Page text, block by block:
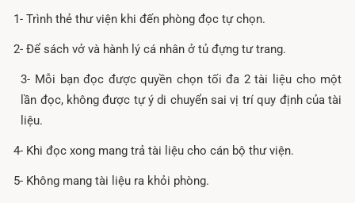
1- Trình thẻ thư viện khi đến phòng đọc tự chọn.
2- Để sách vở và hành lý cá nhân ở tủ đựng tư trang.
3- Mỗi bạn đọc được quyền chọn tối đa 2 tài liệu cho một
lần đọc, không được tự ý di chuyển sai vị trí quy định của tài
liệu.
4- Khi đọc xong mang trả tài liệu cho cán bộ thư viện.
5- Không mang tài liệu ra khỏi phòng.